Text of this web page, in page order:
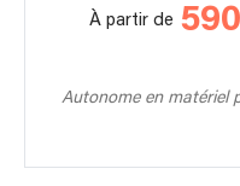
À partir de
Autonome en matériel